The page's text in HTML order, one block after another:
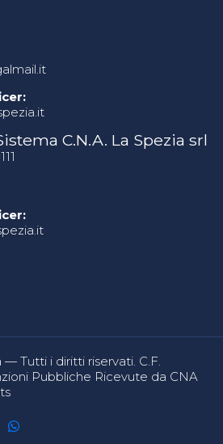
C.N.A. La Spezia srl
Tutti i diritti riservati. C.F.
Pubbliche Ricevute da CNA